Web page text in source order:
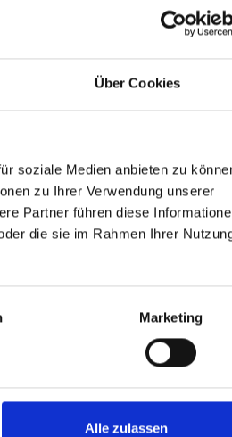
Über Cookies
soziale Medien anbieten zu
zu Ihrer Verwendung unserer
Partner führen diese
die sie im Rahmen Ihrer
Marketing
Alle zulassen
finden
und Sie möchten schnell
Objektes in das folgende
Ihnen besprechen.